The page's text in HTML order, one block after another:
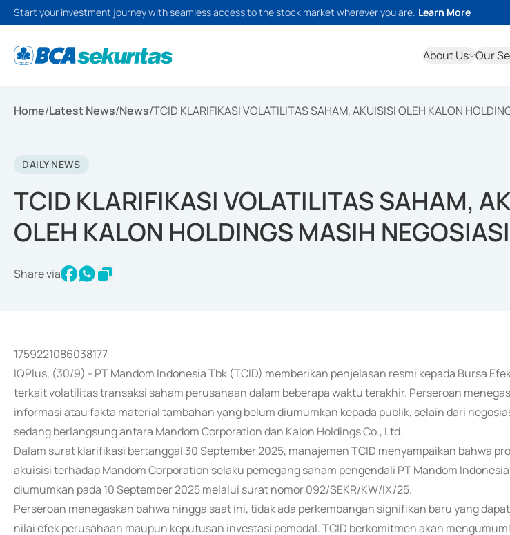
Start your investment journey with seamless access to the stock market wherever you are. Learn More
About Us Our
Home/Latest News/News/TCID KLARIFIKASI VOLATILITAS SAHAM, AKUISISI OLEH KALON
DAILY NEWS
TCID KLARIFIKASI VOLATILITAS SAHAM,
OLEH KALON HOLDINGS MASIH NEGOSIASI
Share via
1759221086038177
IQPlus, (30/9) - PT Mandom Indonesia Tbk (TCID) memberikan penjelasan resmi kepada Bursa
terkait volatilitas transaksi saham perusahaan dalam beberapa waktu terakhir. Perseroan
informasi atau fakta material tambahan yang belum diumumkan kepada publik, selain dari
sedang berlangsung antara Mandom Corporation dan Kalon Holdings Co., Ltd.
Dalam surat klarifikasi bertanggal 30 September 2025, manajemen TCID menyampaikan bahwa
akuisisi terhadap Mandom Corporation selaku pemegang saham pengendali PT Mandom
diumumkan pada 10 September 2025 melalui surat nomor 092/SEKR/KW/IX/25.
Perseroan menegaskan bahwa hingga saat ini, tidak ada perkembangan signifikan baru yang
nilai efek perusahaan maupun keputusan investasi pemodal. TCID berkomitmen akan